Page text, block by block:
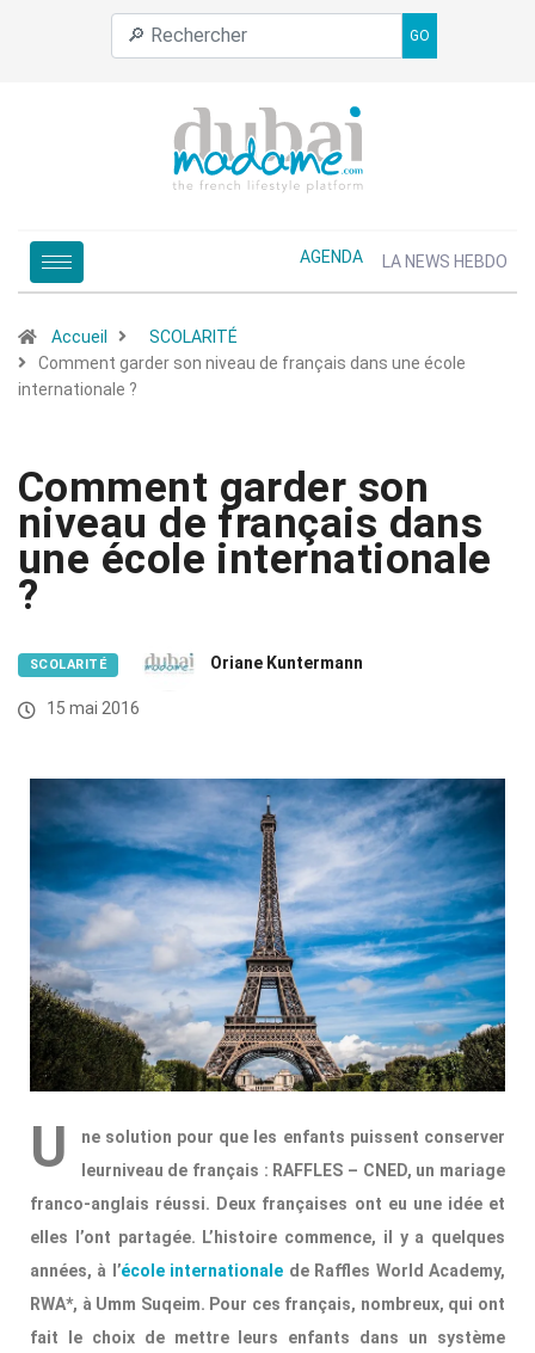
GO
AGENDA LA NEWS HEBDO
Accueil
SCOLARITÉ
Comment garder son niveau de français dans une école
internationale ?
Comment garder son
niveau de français dans
une école internationale
?
SCOLARITÉ Oriane Kuntermann
15 mai 2016
U
ne solution pour que les enfants puissent conserver
leurniveau de français : RAFFLES – CNED, un mariage
franco-anglais réussi. Deux françaises ont eu une idée et
elles l’ont partagée. L’histoire commence, il y a quelques
années, à l’école internationale de Raffles World Academy,
RWA*, à Umm Suqeim. Pour ces français, nombreux, qui ont
fait le choix de mettre leurs enfants dans un système